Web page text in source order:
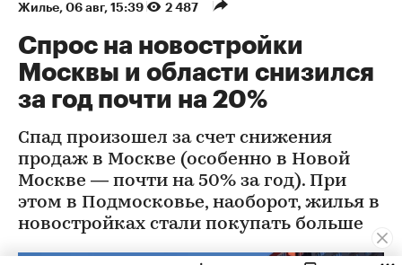
Жилье⁠, 06 авг, 15:39 2 487
Спрос на новостройки
Москвы и области снизился
за год почти на 20%
Спад произошел за счет снижения
продаж в Москве (особенно в Новой
Москве — почти на 50% за год). При
этом в Подмосковье, наоборот, жилья в
новостройках стали покупать больше